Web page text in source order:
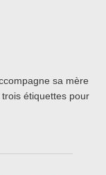
sa mère
étiquettes pour